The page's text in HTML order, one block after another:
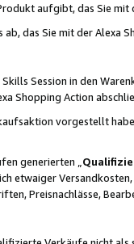
aufgibt, das Sie mit
ab, das Sie mit der Alexa
Session in den
Shopping Action
vorgestellt
generierten „
etwaiger
Preisnachlässe,